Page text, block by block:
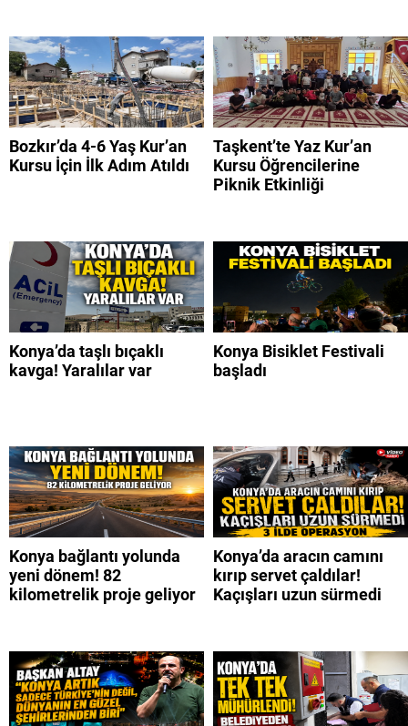
Bozkır’da 4-6 Yaş Kur’an
Kursu İçin İlk Adım Atıldı
Taşkent’te Yaz Kur’an
Kursu Öğrencilerine
Piknik Etkinliği
Konya’da taşlı bıçaklı
kavga! Yaralılar var
Konya Bisiklet Festivali
başladı
Konya bağlantı yolunda
yeni dönem! 82
kilometrelik proje geliyor
Konya’da aracın camını
kırıp servet çaldılar!
Kaçışları uzun sürmedi